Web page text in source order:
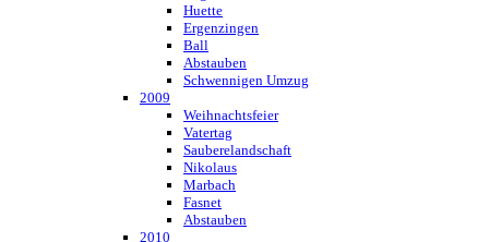
Huette
Ergenzingen
Ball
Abstauben
Schwennigen Umzug
2009
Weihnachtsfeier
Vatertag
Sauberelandschaft
Nikolaus
Marbach
Fasnet
Abstauben
2010